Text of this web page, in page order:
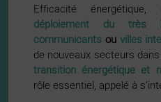
Efficacité énergétique,
déploiement du très
communicants ouvilles
de nouveaux secteurs
transition énergétique et
rôle essentiel, appelé à